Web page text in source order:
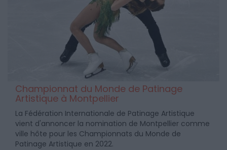
Championnat du Monde de Patinage
Artistique à Montpellier
La Fédération Internationale de Patinage Artistique
vient d'annoncer la nomination de Montpellier comme
ville hôte pour les Championnats du Monde de
Patinage Artistique en 2022.